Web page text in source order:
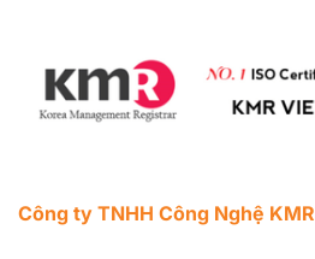
Công ty TNHH Công Nghệ KMR